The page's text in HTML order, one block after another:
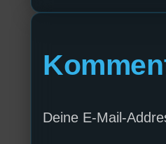
Deine E-Mail-